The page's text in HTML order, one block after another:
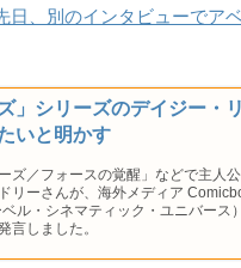
日、別のインタビューでア
」シリーズのデイジー・
いと明かす
ズ／フォースの覚醒」などで主人
リーさんが、海外メディア
ル・シネマティック・ユニバース
言しました。